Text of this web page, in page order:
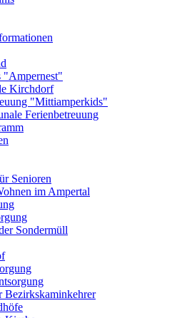
"Ampernest"
Kirchdorf
"Mittiamperkids"
Ferienbetreuung
Senioren
im Ampertal
Sondermüll
Bezirkskaminkehrer